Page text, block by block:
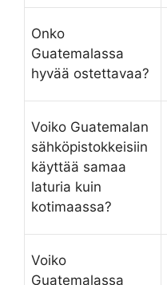
Onko
Guatemalassa
hyvää ostettavaa?
Voiko Guatemalan
sähköpistokkeisiin
käyttää samaa
laturia kuin
kotimaassa?
Voiko
Guatemalassa